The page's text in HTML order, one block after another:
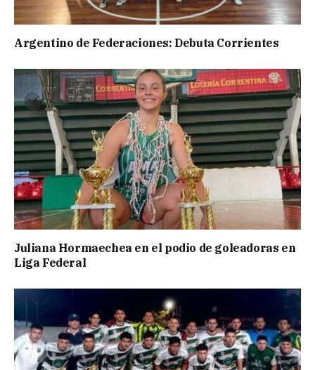
Argentino de Federaciones: Debuta Corrientes
Juliana Hormaechea en el podio de goleadoras en
Liga Federal